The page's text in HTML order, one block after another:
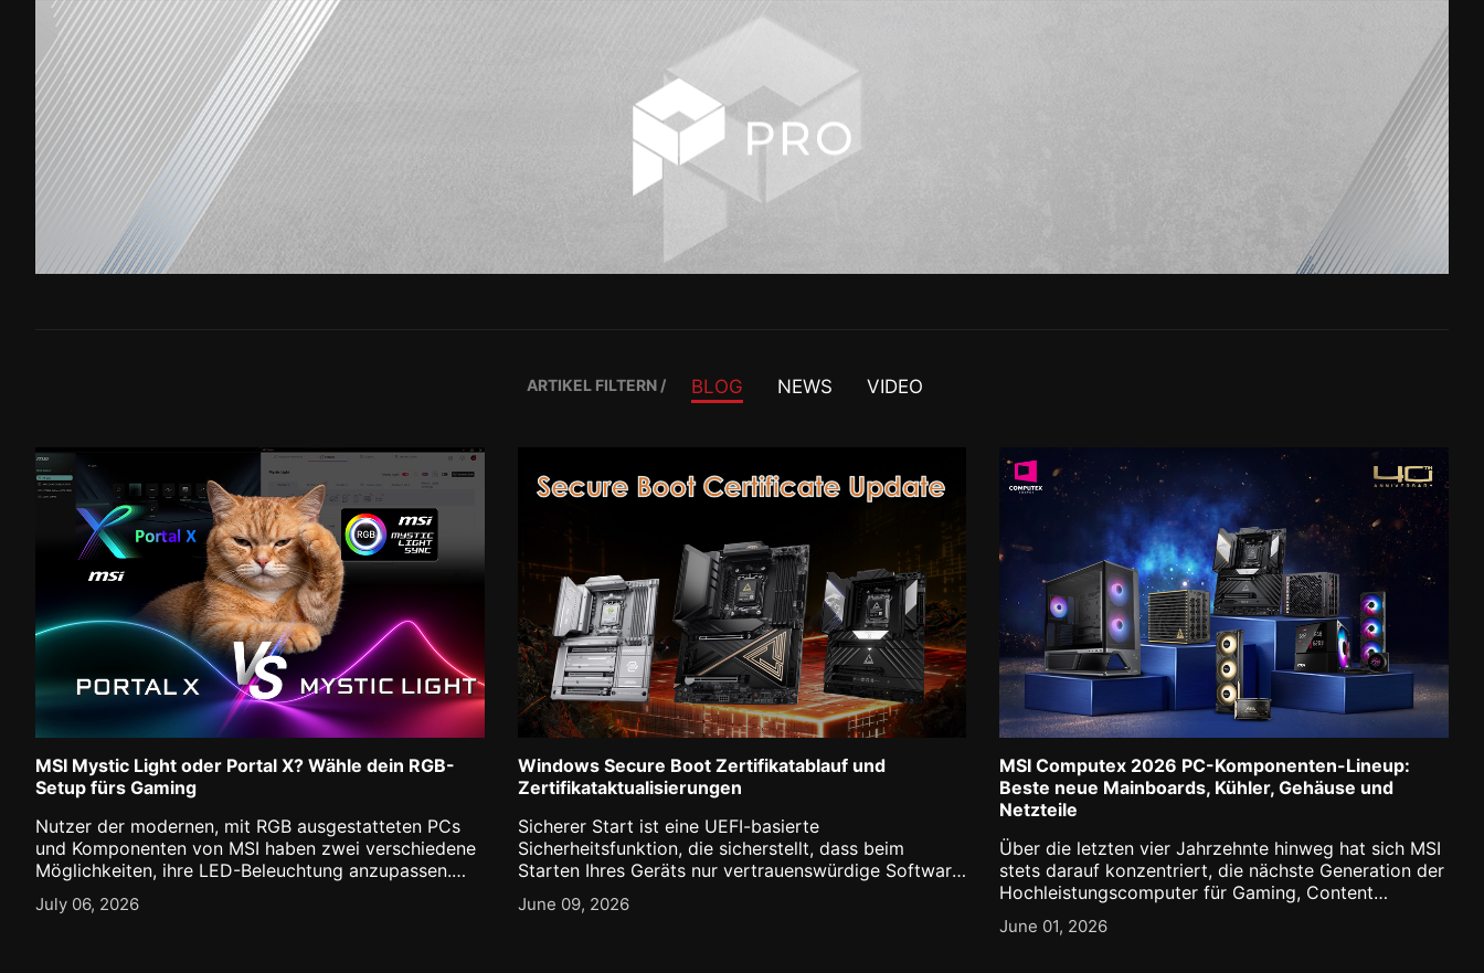
ARTIKEL FILTERN / BLOG NEWS VIDEO
MSI Mystic Light oder Portal X? Wähle dein RGB-
Setup fürs Gaming
Nutzer der modernen, mit RGB ausgestatteten PCs
und Komponenten von MSI haben zwei verschiedene
Möglichkeiten, ihre LED-Beleuchtung anzupassen.
umfassende Anpassungsmöglichkeiten, die
July 06, 2026
Windows Secure Boot Zertifikatablauf und
Zertifikataktualisierungen
Sicherer Start ist eine UEFI-basierte
Sicherheitsfunktion, die sicherstellt, dass beim
Starten Ihres Geräts nur vertrauenswürdige Software
überprüft die digitalen Signaturen der Vor-Start-
June 09, 2026
MSI Computex 2026 PC-Komponenten-Lineup:
Beste neue Mainboards, Kühler, Gehäuse und
Netzteile
Über die letzten vier Jahrzehnte hinweg hat sich MSI
stets darauf konzentriert, die nächste Generation der
Hochleistungscomputer für Gaming, Content
Als wir uns unserem 40-jährigen Jubiläum näherten,
June 01, 2026